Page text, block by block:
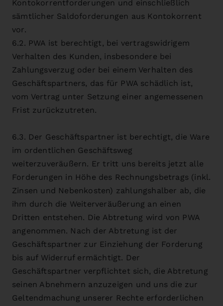
Kontokorrentforderungen und einschließlich
sämtlicher Saldoforderungen aus Kontokorrent
vor.
6.2. PWA ist berechtigt, bei vertragswidrigem
Verhalten des Kunden, insbesondere bei
Zahlungsverzug oder bei einem Verhalten des
Geschäftspartners, das für PWA schädlich ist,
vom Vertrag unter Setzung einer angemessenen
Frist zurückzutreten.
6.3. Der Geschäftspartner ist berechtigt, die Ware
im ordentlichen Geschäftsweg
weiterzuveräußern. Er tritt uns bereits jetzt alle
Forderungen in Höhe des Rechnungsbetrags (inkl.
Zinsen und Nebenkosten) zahlungshalber ab, die
ihm durch die Weiterveräußerung an einen
Dritten entstehen. Die Abtretung wird von PWA
angenommen. Nach der Abtretung ist der
Geschäftspartner zur Einziehung der Forderung
bis auf Widerruf ermächtigt. Der
Geschäftspartner verpflichtet sich, die Abtretung
seinen Abnehmern anzuzeigen und uns die zur
Geltendmachung unserer Rechte erforderlichen